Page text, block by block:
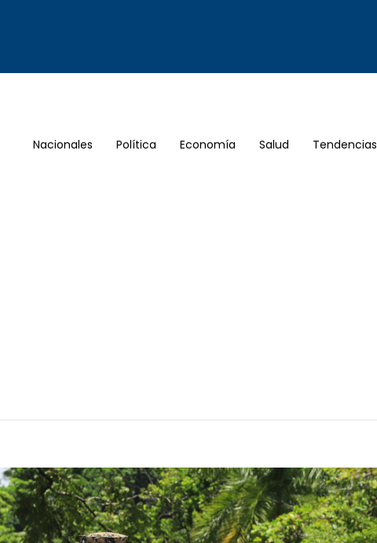
Nacionales Política Economía Salud Tendencias